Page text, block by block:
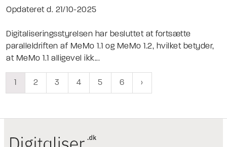
Opdateret d. 21/10-2025
Digitaliseringsstyrelsen har besluttet at fortsætte
paralleldriften af MeMo 1.1 og MeMo 1.2, hvilket betyder,
at MeMo 1.1 alligevel ikk...
1 2 3 4 5 6